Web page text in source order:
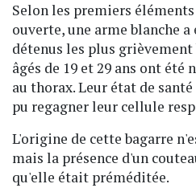
Selon les premiers
ouverte, une arme blanche
détenus les plus grièvement
âgés de 19 et 29 ans ont
au thorax. Leur état de
pu regagner leur cellule
L'origine de cette bagarre
mais la présence d'un
qu'elle était préméditée.